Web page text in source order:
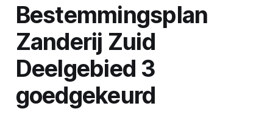
Bestemmingsplan
Zanderij Zuid
Deelgebied 3
goedgekeurd